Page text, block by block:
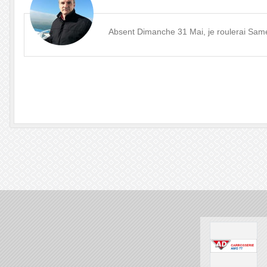
Absent Dimanche 31 Mai, je roulerai